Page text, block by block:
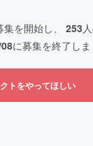
集を開始し、 253
に募集を終了しま
トをやってほしい